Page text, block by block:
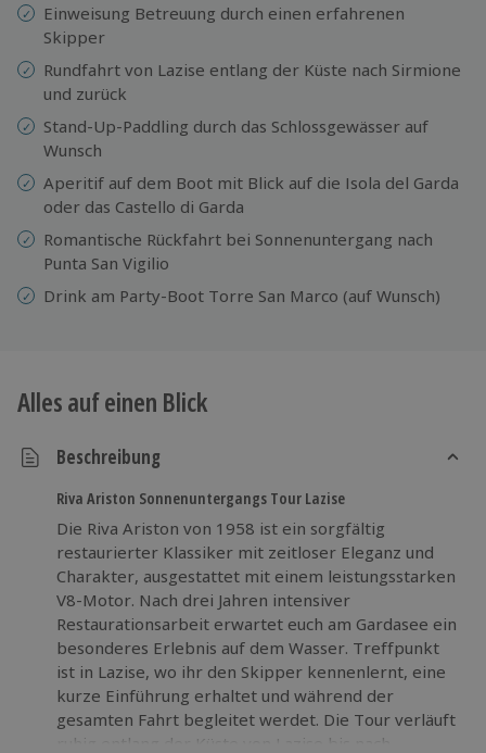
Einweisung Betreuung durch einen erfahrenen
Skipper
Rundfahrt von Lazise entlang der Küste nach Sirmione
und zurück
Stand-Up-Paddling durch das Schlossgewässer auf
Wunsch
Aperitif auf dem Boot mit Blick auf die Isola del Garda
oder das Castello di Garda
Romantische Rückfahrt bei Sonnenuntergang nach
Punta San Vigilio
Drink am Party-Boot Torre San Marco (auf Wunsch)
Alles auf einen Blick
Beschreibung
Riva Ariston Sonnenuntergangs Tour Lazise
Die Riva Ariston von 1958 ist ein sorgfältig
restaurierter Klassiker mit zeitloser Eleganz und
Charakter, ausgestattet mit einem leistungsstarken
V8-Motor. Nach drei Jahren intensiver
Restaurationsarbeit erwartet euch am Gardasee ein
besonderes Erlebnis auf dem Wasser. Treffpunkt
ist in Lazise, wo ihr den Skipper kennenlernt, eine
kurze Einführung erhaltet und während der
gesamten Fahrt begleitet werdet. Die Tour verläuft
ruhig entlang der Küste von Lazise bis nach